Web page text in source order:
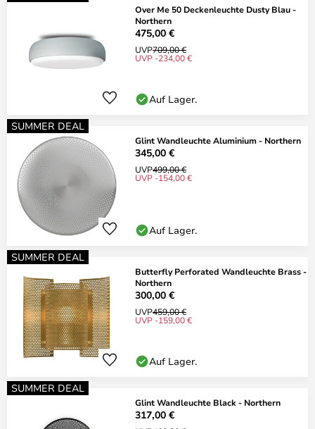
Over Me 50 Deckenleuchte Dusty Blau -
Northern
475,00 €
UVP709,00 €
UVP -234,00 €
Auf Lager.
SUMMER DEAL
Glint Wandleuchte Aluminium - Northern
345,00 €
UVP499,00 €
UVP -154,00 €
Auf Lager.
SUMMER DEAL
Butterfly Perforated Wandleuchte Brass -
Northern
300,00 €
UVP459,00 €
UVP -159,00 €
Auf Lager.
SUMMER DEAL
Glint Wandleuchte Black - Northern
317,00 €